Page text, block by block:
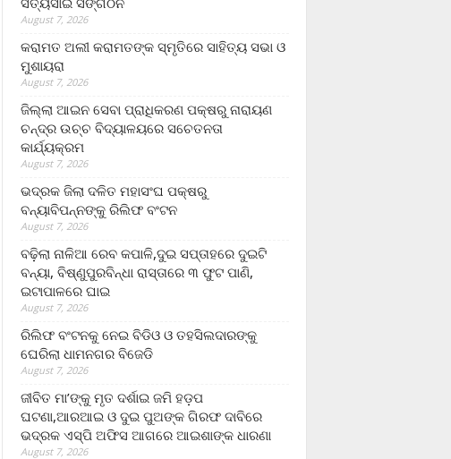
August 7, 2026
କରାମତ ଅଲୀ କରାମତଙ୍କ ସ୍ମୃତିରେ ସାହିତ୍ୟ ସଭା ଓ
ମୁଶାୟରା
August 7, 2026
ଜିଲ୍ଲା ଆଇନ ସେବା ପ୍ରାଧିକରଣ ପକ୍ଷରୁ ନାରାୟଣ
ଚନ୍ଦ୍ର ଉଚ୍ଚ ବିଦ୍ୟାଳୟରେ ସଚେତନତା
କାର୍ଯ୍ୟକ୍ରମ
August 7, 2026
ଭଦ୍ରକ ଜିଲା ଦଳିତ ମହାସଂଘ ପକ୍ଷରୁ
ବନ୍ୟାବିପନ୍ନଙ୍କୁ ରିଲିଫ ବଂଟନ
August 7, 2026
ବଢ଼ିଲା ନାଳିଆ ରେବ କପାଳି,ଦୁଇ ସପ୍ତାହରେ ଦୁଇଟି
ବନ୍ୟା, ବିଷ୍ଣୁପୁରବିନ୍ଧା ରାସ୍ତାରେ ୩ ଫୁଟ ପାଣି,
ଇଟାପାଳରେ ଘାଇ
August 7, 2026
ରିଲିଫ ବଂଟନକୁ ନେଇ ବିଡିଓ ଓ ତହସିଲଦାରଙ୍କୁ
ଘେରିଲା ଧାମନଗର ବିଜେଡି
August 7, 2026
ଜୀବିତ ମା’ଙ୍କୁ ମୃତ ଦର୍ଶାଇ ଜମି ହଡ଼ପ
ଘଟଣା,ଆରଆଇ ଓ ଦୁଇ ପୁଅଙ୍କ ଗିରଫ ଦାବିରେ
ଭଦ୍ରକ ଏସ୍‌ପି ଅଫିସ ଆଗରେ ଆଇଶାଙ୍କ ଧାରଣା
August 7, 2026